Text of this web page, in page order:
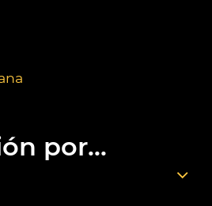
por...